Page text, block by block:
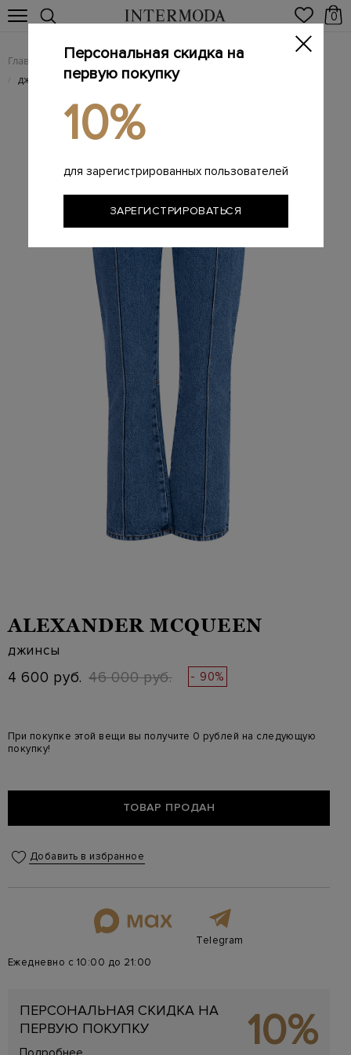
0
Главная Женщинам / Женская одежда / Женские джинсы
/ джинсы
ALEXANDER MCQUEEN
джинсы
4 600 руб. 46 000 руб. - 90%
При покупке этой вещи вы получите 0 рублей на следующую
покупку!
ТОВАР ПРОДАН
Добавить в избранное
Telegram
Ежедневно с 10:00 до 21:00
ПЕРСОНАЛЬНАЯ СКИДКА НА
ПЕРВУЮ ПОКУПКУ
10%
Персональная скидка на
первую покупку
10%
для зарегистрированных пользователей
ЗАРЕГИСТРИРОВАТЬСЯ